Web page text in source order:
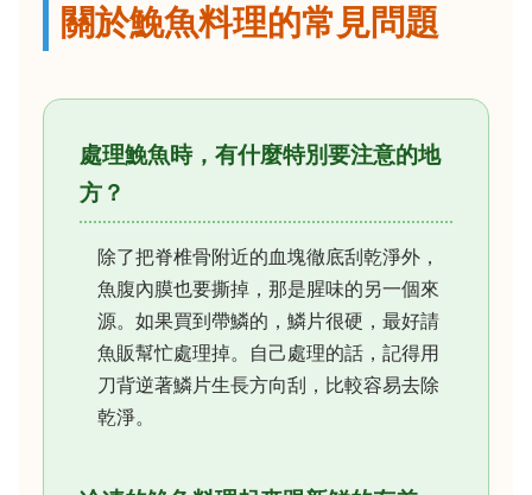
關於鮸魚料理的常見問題
處理鮸魚時，有什麼特別要注意的地
方？
除了把脊椎骨附近的血塊徹底刮乾淨外，
魚腹內膜也要撕掉，那是腥味的另一個來
源。如果買到帶鱗的，鱗片很硬，最好請
魚販幫忙處理掉。自己處理的話，記得用
刀背逆著鱗片生長方向刮，比較容易去除
乾淨。